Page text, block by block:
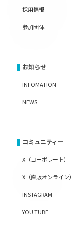
採用情報
参加団体
お知らせ
INFOMATION
NEWS
コミュニティー
X（コーポレート）
X（直販オンライン）
INSTAGRAM
YOU TUBE